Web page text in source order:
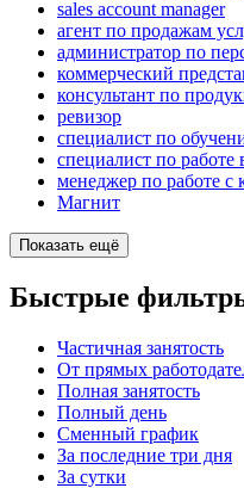
sales account manager
агент по продажам
администратор по
коммерческий
консультант по
ревизор
специалист по
специалист по работе
менеджер по работе с
Магнит
Показать ещё
Быстрые
Частичная занятость
От прямых
Полная занятость
Полный день
Сменный график
За последние три дня
За сутки